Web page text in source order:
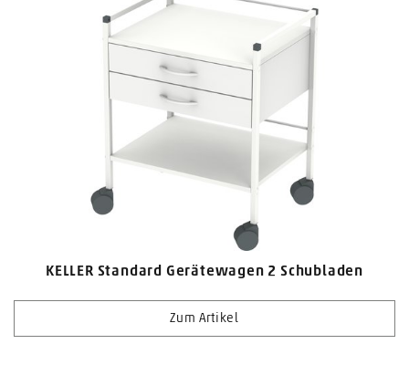
KELLER Standard Gerätewagen 2 Schubladen
Zum Artikel